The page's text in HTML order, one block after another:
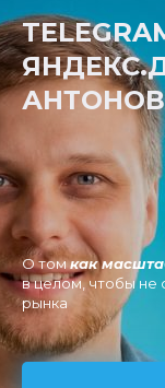
О томкак
в целом, чтобы не
рынка